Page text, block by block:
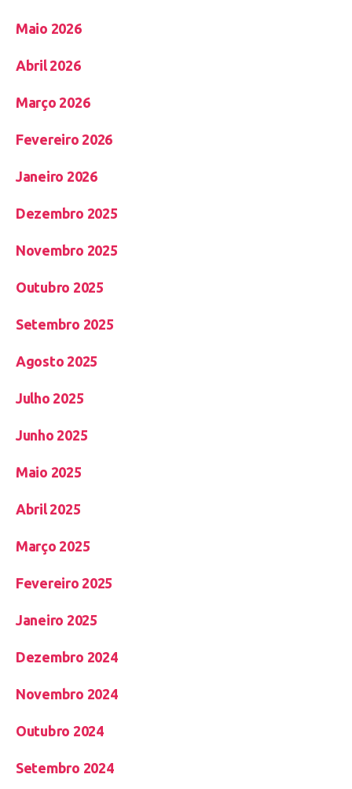
Maio 2026
Abril 2026
Março 2026
Fevereiro 2026
Janeiro 2026
Dezembro 2025
Novembro 2025
Outubro 2025
Setembro 2025
Agosto 2025
Julho 2025
Junho 2025
Maio 2025
Abril 2025
Março 2025
Fevereiro 2025
Janeiro 2025
Dezembro 2024
Novembro 2024
Outubro 2024
Setembro 2024